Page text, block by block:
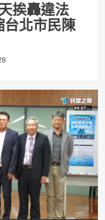
挨轟違法
台北市民陳